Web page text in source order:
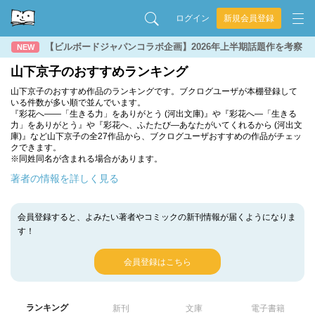
ログイン 新規会員登録
NEW 【ビルボードジャパンコラボ企画】2026年上半期話題作を考察
山下京子のおすすめランキング
山下京子のおすすめ作品のランキングです。ブクログユーザが本棚登録して
いる件数が多い順で並んでいます。
『彩花へ――「生きる力」をありがとう (河出文庫)』や『彩花へ―「生きる
力」をありがとう』や『彩花へ、ふたたび―あなたがいてくれるから (河出文
庫)』など山下京子の全27作品から、ブクログユーザおすすめの作品がチェッ
クできます。
※同姓同名が含まれる場合があります。
著者の情報を詳しく見る
会員登録すると、よみたい著者やコミックの新刊情報が届くようになりま
す！
会員登録はこちら
ランキング 新刊 文庫 電子書籍